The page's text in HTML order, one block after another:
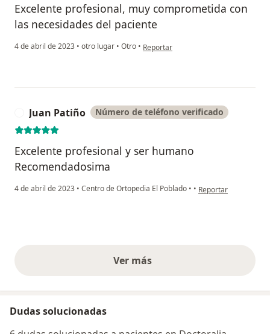
Excelente profesional, muy comprometida con
las necesidades del paciente
4 de abril de 2023 • otro lugar • Otro • en opinión del usuario Andrés Posada
Reportar
Juan Patiño Número de teléfono verificado
Excelente profesional y ser humano
Recomendadosima
4 de abril de 2023 • Centro de Ortopedia El Poblado • • en opinión del
Reportar
Ver másopiniones anteriores
Dudas solucionadas